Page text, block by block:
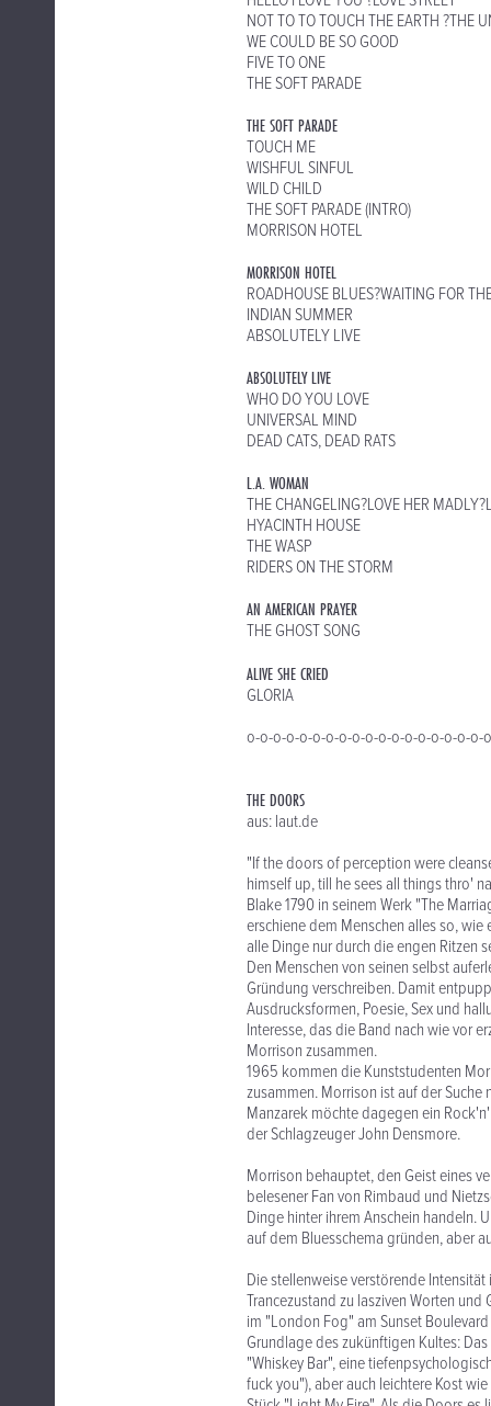
NOT TO TO TOUCH THE EARTH ?THE
WE COULD BE SO GOOD
FIVE TO ONE
THE SOFT PARADE
THE SOFT PARADE
TOUCH ME
WISHFUL SINFUL
WILD CHILD
THE SOFT PARADE (INTRO)
MORRISON HOTEL
MORRISON HOTEL
ROADHOUSE BLUES?WAITING FOR
INDIAN SUMMER
ABSOLUTELY LIVE
ABSOLUTELY LIVE
WHO DO YOU LOVE
UNIVERSAL MIND
DEAD CATS, DEAD RATS
L.A. WOMAN
THE CHANGELING?LOVE HER
HYACINTH HOUSE
THE WASP
RIDERS ON THE STORM
AN AMERICAN PRAYER
THE GHOST SONG
ALIVE SHE CRIED
GLORIA
o-o-o-o-o-o-o-o-o-o-o-o-o-o-o-o-o-
THE DOORS
aus: laut.de
"If the doors of perception were
himself up, till he sees all things thro'
Blake 1790 in seinem Werk "The
erschiene dem Menschen alles so,
alle Dinge nur durch die engen Ritzen
Den Menschen von seinen selbst
Gründung verschreiben. Damit
Ausdrucksformen, Poesie, Sex und
Interesse, das die Band nach wie vor
Morrison zusammen.
1965 kommen die Kunststudenten
zusammen. Morrison ist auf der
Manzarek möchte dagegen ein
der Schlagzeuger John Densmore.
Morrison behauptet, den Geist eines
belesener Fan von Rimbaud und
Dinge hinter ihrem Anschein handeln.
auf dem Bluesschema gründen, aber
Die stellenweise verstörende
Trancezustand zu lasziven Worten
im "London Fog" am Sunset
Grundlage des zukünftigen Kultes:
"Whiskey Bar", eine
fuck you"), aber auch leichtere Kost